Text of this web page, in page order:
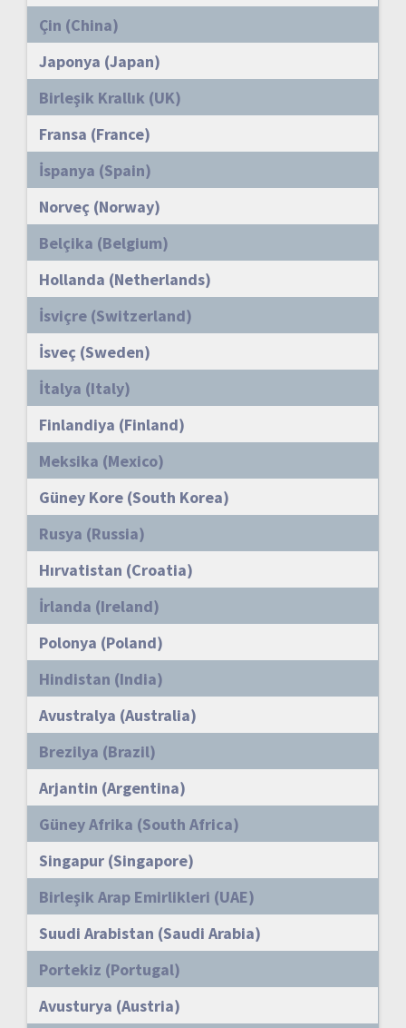
Çin (China)
Japonya (Japan)
Birleşik Krallık (UK)
Fransa (France)
İspanya (Spain)
Norveç (Norway)
Belçika (Belgium)
Hollanda (Netherlands)
İsviçre (Switzerland)
İsveç (Sweden)
İtalya (Italy)
Finlandiya (Finland)
Meksika (Mexico)
Güney Kore (South Korea)
Rusya (Russia)
Hırvatistan (Croatia)
İrlanda (Ireland)
Polonya (Poland)
Hindistan (India)
Avustralya (Australia)
Brezilya (Brazil)
Arjantin (Argentina)
Güney Afrika (South Africa)
Singapur (Singapore)
Birleşik Arap Emirlikleri (UAE)
Suudi Arabistan (Saudi Arabia)
Portekiz (Portugal)
Avusturya (Austria)